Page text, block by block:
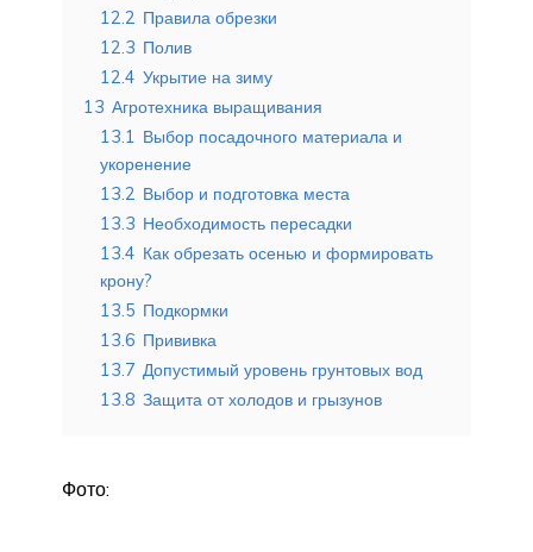
12.2 Правила обрезки
12.3 Полив
12.4 Укрытие на зиму
13 Агротехника выращивания
13.1 Выбор посадочного материала и
укоренение
13.2 Выбор и подготовка места
13.3 Необходимость пересадки
13.4 Как обрезать осенью и формировать
крону?
13.5 Подкормки
13.6 Прививка
13.7 Допустимый уровень грунтовых вод
13.8 Защита от холодов и грызунов
Фото: